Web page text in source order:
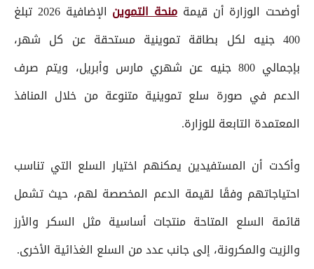
أوضحت الوزارة أن قيمة منحة التموين
الإضافية 2026 تبلغ
400 جنيه لكل بطاقة تموينية مستحقة عن كل شهر،
بإجمالي 800 جنيه عن شهري مارس وأبريل، ويتم صرف
الدعم في صورة سلع تموينية متنوعة من خلال المنافذ
المعتمدة التابعة للوزارة.
وأكدت أن المستفيدين يمكنهم اختيار السلع التي تناسب
احتياجاتهم وفقًا لقيمة الدعم المخصصة لهم، حيث تشمل
قائمة السلع المتاحة منتجات أساسية مثل السكر والأرز
والزيت والمكرونة، إلى جانب عدد من السلع الغذائية الأخرى.